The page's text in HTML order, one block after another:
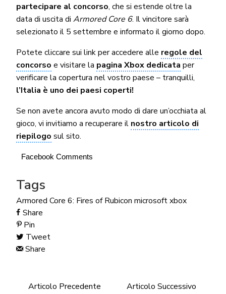
partecipare al concorso, che si estende oltre la
data di uscita diArmored Core 6. Il vincitore sarà
selezionato il 5 settembre e informato il giorno dopo.
Potete cliccare sui link per accedere alle regole del
concorso e visitare la pagina Xbox dedicata per
verificare la copertura nel vostro paese – tranquilli,
l’Italia è uno dei paesi coperti!
Se non avete ancora avuto modo di dare un’occhiata al
gioco, vi invitiamo a recuperare il nostro articolo di
riepilogo sul sito.
Facebook Comments
Tags
Armored Core 6: Fires of Rubicon microsoftxbox
Share
Pin
Tweet
Share
Articolo Precedente
Articolo Successivo